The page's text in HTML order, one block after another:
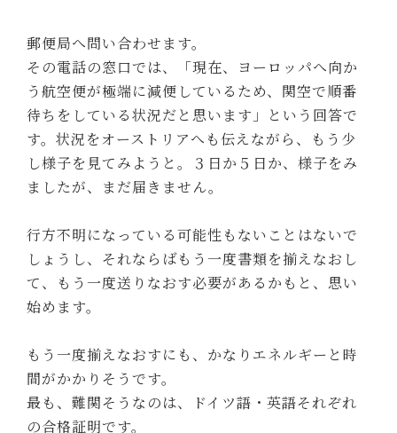
郵便局へ問い合わせます。
その電話の窓口では、「現在、ヨーロッパへ向か
う航空便が極端に減便しているため、関空で順番
待ちをしている状況だと思います」という回答で
す。状況をオーストリアへも伝えながら、もう少
し様子を見てみようと。３日か５日か、様子をみ
ましたが、まだ届きません。
行方不明になっている可能性もないことはないで
しょうし、それならばもう一度書類を揃えなおし
て、もう一度送りなおす必要があるかもと、思い
始めます。
もう一度揃えなおすにも、かなりエネルギーと時
間がかかりそうです。
最も、難関そうなのは、ドイツ語・英語それぞれ
の合格証明です。